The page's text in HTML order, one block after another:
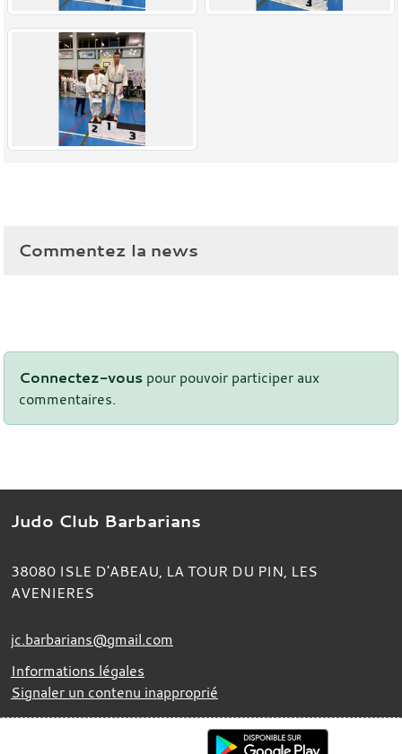
Commentez la news
Connectez-vous pour pouvoir participer aux
commentaires.
Judo Club Barbarians
38080 ISLE D'ABEAU, LA TOUR DU PIN, LES
AVENIERES
jc.barbarians@gmail.com
Informations légales
Signaler un contenu inapproprié